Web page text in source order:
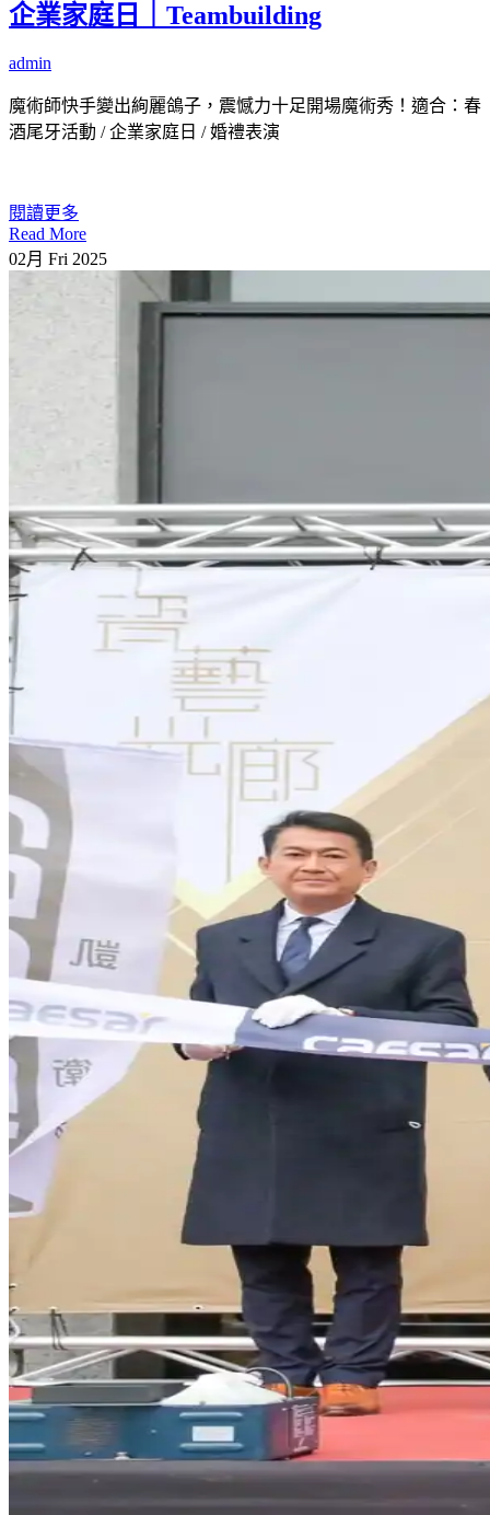
企業家庭日｜Teambuilding
admin
魔術師快手變出絢麗鴿子，震憾力十足開場魔術秀！適合：春
酒尾牙活動 / 企業家庭日 / 婚禮表演
閱讀更多
Read More
02月 Fri 2025